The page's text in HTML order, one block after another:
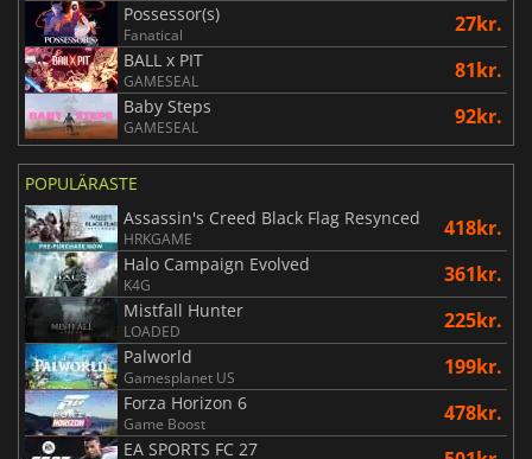
Possessor(s)
Fanatical 27kr.
BALL x PIT
GAMESEAL 81kr.
Baby Steps
GAMESEAL 92kr.
POPULÄRASTE
Assassin's Creed Black Flag Resynced
HRKGAME 418kr.
Halo Campaign Evolved
K4G 361kr.
Mistfall Hunter
LOADED 225kr.
Palworld
Gamesplanet US 199kr.
Forza Horizon 6
Game Boost 478kr.
EA SPORTS FC 27